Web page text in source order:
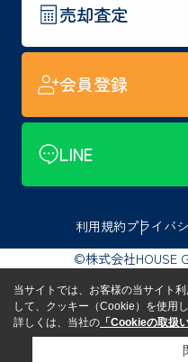
売却査定
会員登録
LINE
利用規約プライバ
©株式会社HOUSE
当サイトでは、お客様の当サイト
して、クッキー（Cookie）を使用し
詳しくは、当社の 「Cookieの取扱